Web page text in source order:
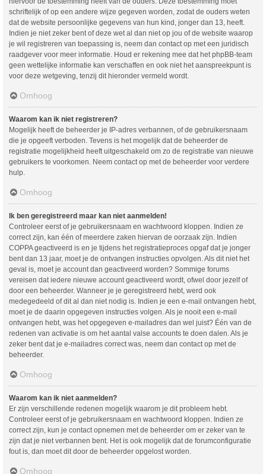
schriftelijk of op een andere wijze gegeven worden, zodat de ouders weten
dat de website persoonlijke gegevens van hun kind, jonger dan 13, heeft.
Indien je niet zeker bent of deze wet al dan niet op jou of de website waarop
je wil registreren van toepassing is, neem dan contact op met een juridisch
raadgever voor meer informatie. Houd er rekening mee dat het phpBB-team
geen wettelijke informatie kan verschaffen en ook niet het aanspreekpunt is
voor deze wetgeving, tenzij dit hieronder vermeld wordt.
Omhoog
Waarom kan ik niet registreren?
Mogelijk heeft de beheerder je IP-adres verbannen, of de gebruikersnaam
die je opgeeft verboden. Tevens is het mogelijk dat de beheerder de
registratie mogelijkheid heeft uitgeschakeld om zo de registratie van nieuwe
gebruikers te voorkomen. Neem contact op met de beheerder voor verdere
hulp.
Omhoog
Ik ben geregistreerd maar kan niet aanmelden!
Controleer eerst of je gebruikersnaam en wachtwoord kloppen. Indien ze
correct zijn, kan één of meerdere zaken hiervan de oorzaak zijn. Indien
COPPA geactiveerd is en je tijdens het registratieproces opgaf dat je jonger
bent dan 13 jaar, moet je de ontvangen instructies opvolgen. Als dit niet het
geval is, moet je account dan geactiveerd worden? Sommige forums
vereisen dat iedere nieuwe account geactiveerd wordt, ofwel door jezelf of
door een beheerder. Wanneer je je geregistreerd hebt, werd ook
medegedeeld of dit al dan niet nodig is. Indien je een e-mail ontvangen hebt,
moet je de daarin opgegeven instructies volgen. Als je nooit een e-mail
ontvangen hebt, was het opgegeven e-mailadres dan wel juist? Één van de
redenen van activatie is om het aantal valse accounts te doen dalen. Als je
zeker bent dat je e-mailadres correct was, neem dan contact op met de
beheerder.
Omhoog
Waarom kan ik niet aanmelden?
Er zijn verschillende redenen mogelijk waarom je dit probleem hebt.
Controleer eerst of je gebruikersnaam en wachtwoord kloppen. Indien ze
correct zijn, kun je contact opnemen met de beheerder om er zeker van te
zijn dat je niet verbannen bent. Het is ook mogelijk dat de forumconfiguratie
fout is, dan moet dit door de beheerder opgelost worden.
Omhoog